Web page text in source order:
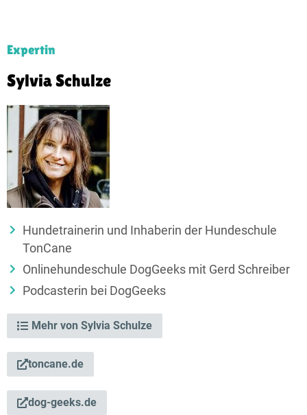
Expertin
Sylvia Schulze
Hundetrainerin und Inhaberin der Hundeschule
TonCane
Onlinehundeschule DogGeeks mit Gerd Schreiber
Podcasterin bei DogGeeks
Mehr von Sylvia Schulze
toncane.de
dog-geeks.de